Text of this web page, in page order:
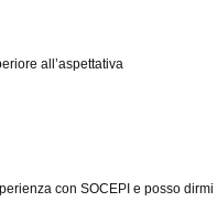
all’aspettativa
con SOCEPI e posso